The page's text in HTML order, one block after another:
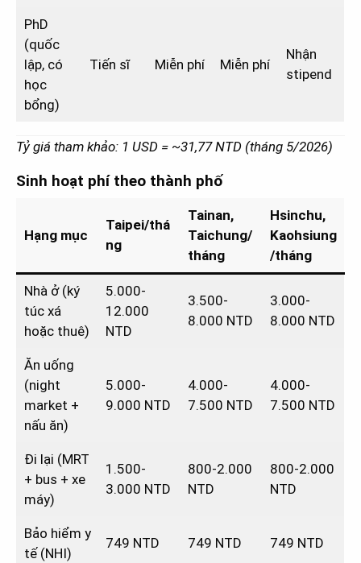
PhD
(quốc
lập, có
học
bổng)
Tiến sĩ Miễn phí Miễn phí
Nhận
stipend
Tỷ giá tham khảo: 1 USD = ~31,77 NTD (tháng 5/2026)
Sinh hoạt phí theo thành phố
Hạng mục
Taipei/thá
ng
Tainan,
Taichung/
tháng
Hsinchu,
Kaohsiung
/tháng
Nhà ở (ký
túc xá
hoặc thuê)
5.000-
12.000
NTD
3.500-
8.000 NTD
3.000-
8.000 NTD
Ăn uống
(night
market +
nấu ăn)
5.000-
9.000 NTD
4.000-
7.500 NTD
4.000-
7.500 NTD
Đi lại (MRT
+ bus + xe
máy)
1.500-
3.000 NTD
800-2.000
NTD
800-2.000
NTD
Bảo hiểm y
tế (NHI)
749 NTD 749 NTD 749 NTD